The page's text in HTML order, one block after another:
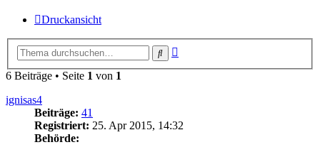
Druckansicht
Suche
6 Beiträge • Seite 1 von 1
ignisas4
Beiträge: 41
Registriert: 25. Apr 2015, 14:32
Behörde: